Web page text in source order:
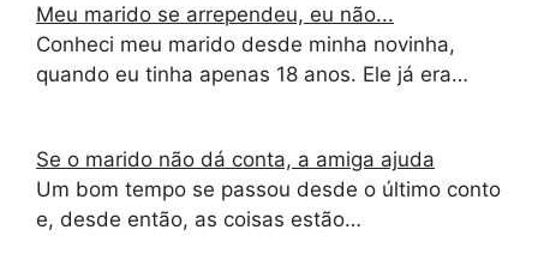
Meu marido se arrependeu, eu não...
Conheci meu marido desde minha novinha,
quando eu tinha apenas 18 anos. Ele já era…
Se o marido não dá conta, a amiga ajuda
Um bom tempo se passou desde o último conto
e, desde então, as coisas estão…